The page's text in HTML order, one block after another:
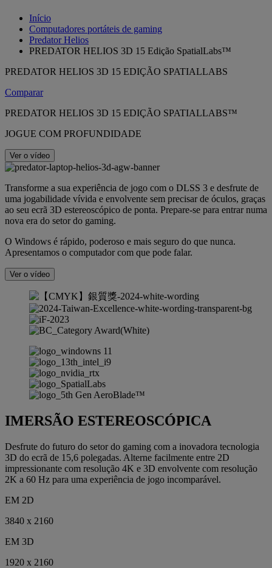
Início
Computadores portáteis de gaming
Predator Helios
PREDATOR HELIOS 3D 15 Edição SpatialLabs™
PREDATOR HELIOS 3D 15 EDIÇÃO SPATIALLABS
Comparar
PREDATOR HELIOS 3D 15 EDIÇÃO SPATIALLABS™
JOGUE COM PROFUNDIDADE
Ver o vídeo
Transforme a sua experiência de jogo com o DLSS 3 e desfrute de
uma jogabilidade vívida e envolvente sem precisar de óculos, graças
ao seu ecrã 3D estereoscópico de ponta. Prepare-se para entrar numa
nova era do setor do gaming.
O Windows é rápido, poderoso e mais seguro do que nunca.
Apresentamos o computador com que pode falar.
Ver o vídeo
IMERSÃO ESTEREOSCÓPICA
Desfrute do futuro do setor do gaming com a inovadora tecnologia
3D do ecrã de 15,6 polegadas. Alterne facilmente entre 2D
impressionante com resolução 4K e 3D envolvente com resolução
2K a 60 Hz para uma experiência de jogo incomparável.
EM 2D
3840 x 2160
EM 3D
1920 x 2160